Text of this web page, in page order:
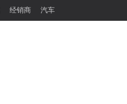
经销商 汽车